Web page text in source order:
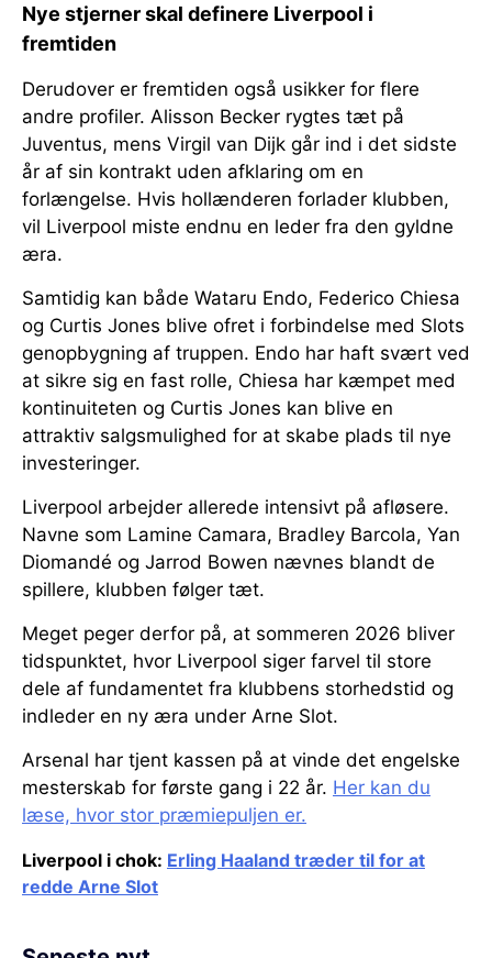
Nye stjerner skal definere Liverpool i
fremtiden
Derudover er fremtiden også usikker for flere
andre profiler. Alisson Becker rygtes tæt på
Juventus, mens Virgil van Dijk går ind i det sidste
år af sin kontrakt uden afklaring om en
forlængelse. Hvis hollænderen forlader klubben,
vil Liverpool miste endnu en leder fra den gyldne
æra.
Samtidig kan både Wataru Endo, Federico Chiesa
og Curtis Jones blive ofret i forbindelse med Slots
genopbygning af truppen. Endo har haft svært ved
at sikre sig en fast rolle, Chiesa har kæmpet med
kontinuiteten og Curtis Jones kan blive en
attraktiv salgsmulighed for at skabe plads til nye
investeringer.
Liverpool arbejder allerede intensivt på afløsere.
Navne som Lamine Camara, Bradley Barcola, Yan
Diomandé og Jarrod Bowen nævnes blandt de
spillere, klubben følger tæt.
Meget peger derfor på, at sommeren 2026 bliver
tidspunktet, hvor Liverpool siger farvel til store
dele af fundamentet fra klubbens storhedstid og
indleder en ny æra under Arne Slot.
Arsenal har tjent kassen på at vinde det engelske
mesterskab for første gang i 22 år. Her kan du
læse, hvor stor præmiepuljen er.
Liverpool i chok: Erling Haaland træder til for at
redde Arne Slot